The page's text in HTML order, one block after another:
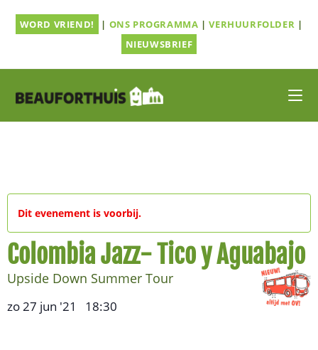
naarWORD VRIEND! | ONS PROGRAMMA |VERHUURFOLDER |
NIEUWSBRIEF
Dit evenement is voorbij.
Colombia Jazz- Tico y Aguabajo
Upside Down Summer Tour
zo 27 jun '21 18:30